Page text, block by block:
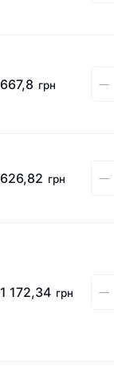
667,8 грн
626,82 грн
1 172,34 грн